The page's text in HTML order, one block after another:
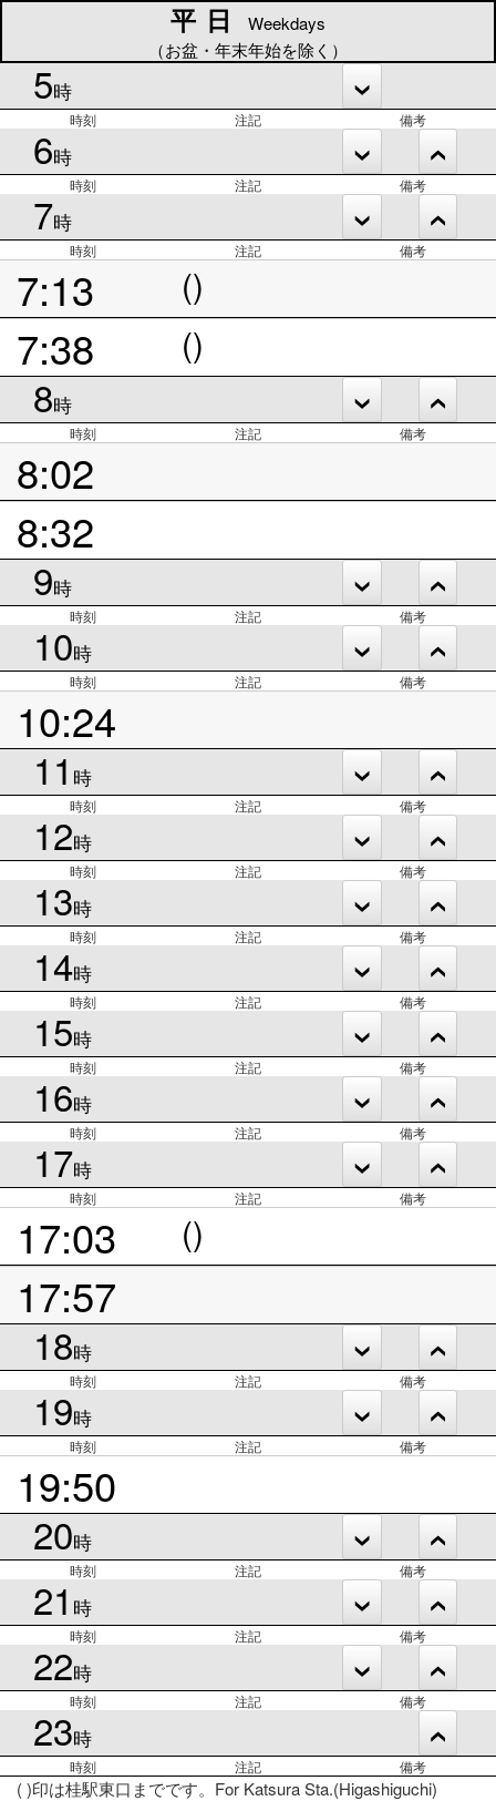
平日
Weekdays
（お盆・年末年始を除く）
5時
時刻 注記 備考
6時
時刻 注記 備考
7時
時刻 注記 備考
7:13 ()
7:38 ()
8時
時刻 注記 備考
8:02
8:32
9時
時刻 注記 備考
10時
時刻 注記 備考
10:24
11 時
時刻 注記 備考
12時
時刻 注記 備考
13時
時刻 注記 備考
14時
時刻 注記 備考
15時
時刻 注記 備考
16時
時刻 注記 備考
17時
時刻 注記 備考
17:03 ()
17:57
18時
時刻 注記 備考
19時
時刻 注記 備考
19:50
20時
時刻 注記 備考
21 時
時刻 注記 備考
22時
時刻 注記 備考
23時
時刻 注記 備考
( )印は桂駅東口までです。For Katsura Sta.(Higashiguchi)